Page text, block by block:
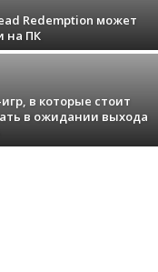
DEATHLOOP
WITCH QUEEN
Redemption может
на ПК
игр, в которые стоит
в ожидании выхода